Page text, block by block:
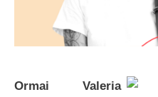
Ormai Valeria